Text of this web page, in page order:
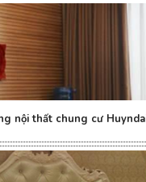
nội thất chung cư